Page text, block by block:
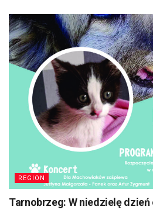
REGION
Tarnobrzeg: W niedzielę